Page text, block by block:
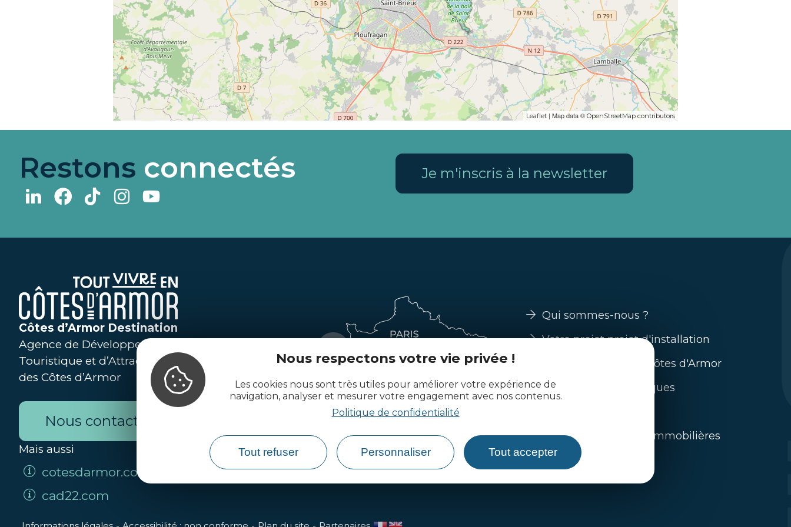
Nous respectons votre vie privée !
Les cookies nous sont très utiles pour améliorer votre expérience de
navigation, analyser et mesurer votre engagement avec nos contenus.
Politique de confidentialité
Tout refuser Personnaliser Tout accepter
Leaflet | Map data © OpenStreetMap contributors
Restons connectés Je m'inscris à la newsletter
Côtes d’Armor Destination
Agence de Développement
Touristique et d’Attractivité
des Côtes d’Armor
Nous contacter
Mais aussi
cotesdarmor.com
cad22.com
Qui sommes-nous ?
Votre projet projet d'installation
Guide s'installer en Côtes d'Armor
Nos filières économiques
L'immobilier / offres immobilières
Toute l'actualité